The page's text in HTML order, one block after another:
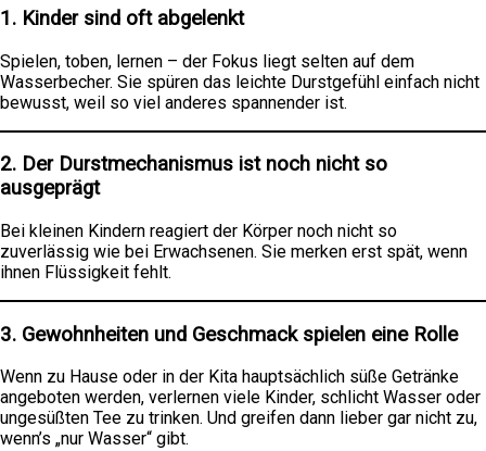
1. Kinder sind oft abgelenkt
Spielen, toben, lernen – der Fokus liegt selten auf dem
Wasserbecher. Sie spüren das leichte Durstgefühl einfach nicht
bewusst, weil so viel anderes spannender ist.
2. Der Durstmechanismus ist noch nicht so
ausgeprägt
Bei kleinen Kindern reagiert der Körper noch nicht so
zuverlässig wie bei Erwachsenen. Sie merken erst spät, wenn
ihnen Flüssigkeit fehlt.
3. Gewohnheiten und Geschmack spielen eine Rolle
Wenn zu Hause oder in der Kita hauptsächlich süße Getränke
angeboten werden, verlernen viele Kinder, schlicht Wasser oder
ungesüßten Tee zu trinken. Und greifen dann lieber gar nicht zu,
wenn’s „nur Wasser“ gibt.